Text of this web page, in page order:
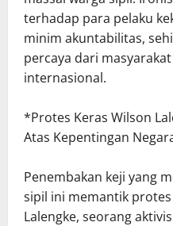
terhadap para pelaku
minim akuntabilitas,
percaya dari
internasional.
*Protes Keras Wilson
Atas Kepentingan
Penembakan keji yang
sipil ini memantik
Lalengke, seorang